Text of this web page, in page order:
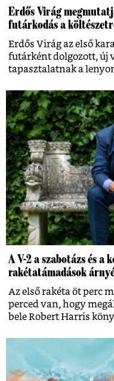
Erdős Virág
futárkodás a
Erdős Virág az első
futárként dolgozott, új
tapasztalatnak a
A V-2 a szabotázs és a
rakétatámadások
Az első rakéta öt perc
perced van, hogy
bele Robert Harris